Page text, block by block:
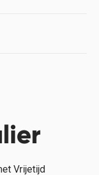
Vrijetijd